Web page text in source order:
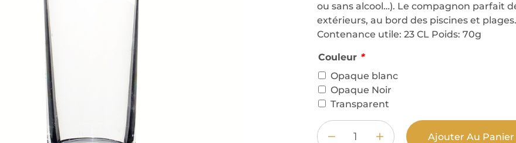
ou sans alcool…). Le compagnon parfait
extérieurs, au bord des piscines et
Contenance utile: 23 CL Poids: 70g
Couleur *
Opaque blanc
Opaque Noir
Transparent
Ajouter Au Panier